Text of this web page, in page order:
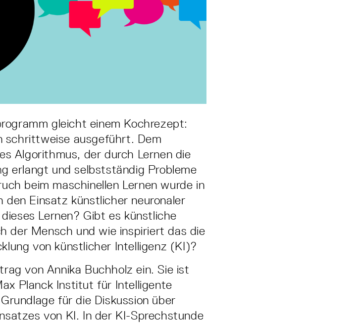
gleicht einem Kochrezept:
schrittweise ausgeführt. Dem
Algorithmus, der durch Lernen die
erlangt und selbstständig Probleme
beim maschinellen Lernen wurde in
Einsatz künstlicher neuronaler
Lernen? Gibt es künstliche
der Mensch und wie inspiriert das die
von künstlicher Intelligenz (KI)?
von Annika Buchholz ein. Sie ist
Planck Institut für Intelligente
für die Diskussion über
von KI. In der KI-Sprechstunde